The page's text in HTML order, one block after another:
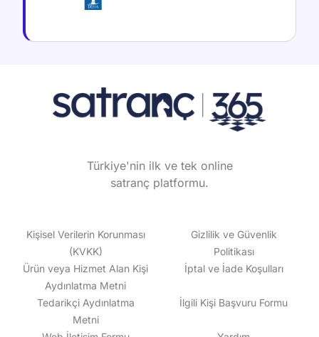
Türkiye'nin ilk ve tek online
satranç platformu.
Kişisel Verilerin Korunması
(KVKK)
Gizlilik ve Güvenlik
Politikası
Ürün veya Hizmet Alan Kişi
Aydınlatma Metni
İptal ve İade Koşulları
Tedarikçi Aydınlatma
Metni
İlgili Kişi Başvuru Formu